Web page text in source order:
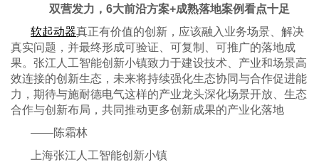
双营发力， 6大前沿方案+成熟落地案例看点十足
软起动器真正有价值的创新，应该融入业务场景、解决
真实问题，并最终形成可验证、可复制、可推广的落地成
果。张江人工智能创新小镇致力于建设技术、产业和场景高
效连接的创新生态，未来将持续强化生态协同与合作促进能
力，期待与施耐德电气这样的产业龙头深化场景开放、生态
合作与创新布局，共同推动更多创新成果的产业化落地
——陈霜林
上海张江人工智能创新小镇